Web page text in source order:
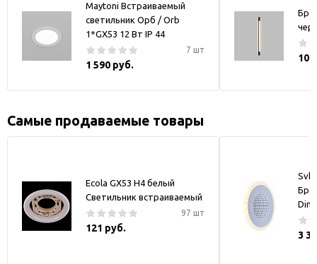
Maytoni Встраиваемый
светильник Орб / Orb
1*GX53 12 Вт IP 44
7 шт
1 590 руб.
Бра
10
Самые продаваемые товары
Ecola GX53 H4 белый
Светильник встраиваемый
97 шт
121 руб.
Бра
3